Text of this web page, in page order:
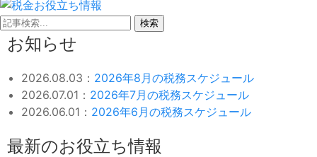
検索
お知らせ
2026.08.03： 2026年8月の税務スケジュール
2026.07.01： 2026年7月の税務スケジュール
2026.06.01： 2026年6月の税務スケジュール
最新のお役立ち情報